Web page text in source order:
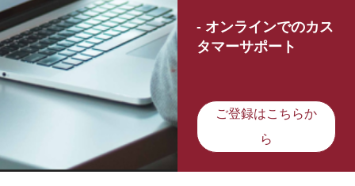
- オンラインでのカス
タマーサポート
ご登録はこちらか
ら